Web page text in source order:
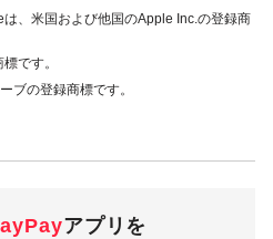
、米国および他国のApple Inc.の登録商
です。
ブの登録商標です。
アプリを